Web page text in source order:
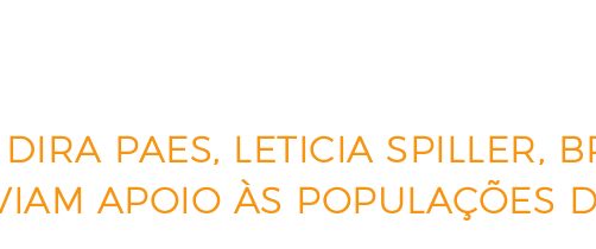
PAES, LETICIA SPILLER,
APOIO ÀS POPULAÇÕES